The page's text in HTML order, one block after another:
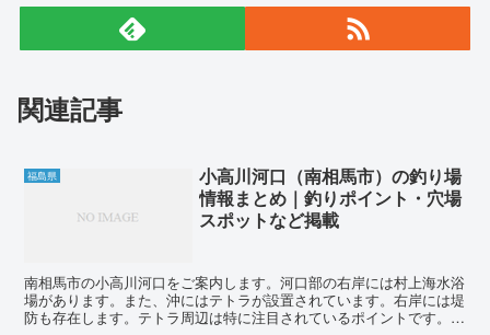
関連記事
福島県
小高川河口（南相馬市）の釣り場
情報まとめ｜釣りポイント・穴場
スポットなど掲載
南相馬市の小高川河口をご案内します。河口部の右岸には村上海水浴
場があります。また、沖にはテトラが設置されています。右岸には堤
防も存在します。テトラ周辺は特に注目されているポイントです。こ